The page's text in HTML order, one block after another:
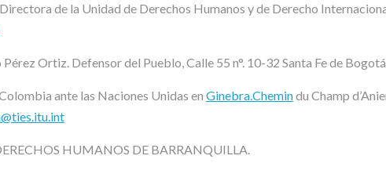
de la Unidad de Derechos Humanos y de Derecho
Ortiz. Defensor del Pueblo, Calle 55 n°. 10-32 Santa Fe de
ante las Naciones Unidas en Ginebra.Chemindu Champ
HUMANOS DE BARRANQUILLA.